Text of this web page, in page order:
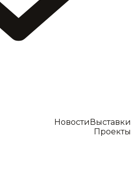
Выставки
Новости
Проекты